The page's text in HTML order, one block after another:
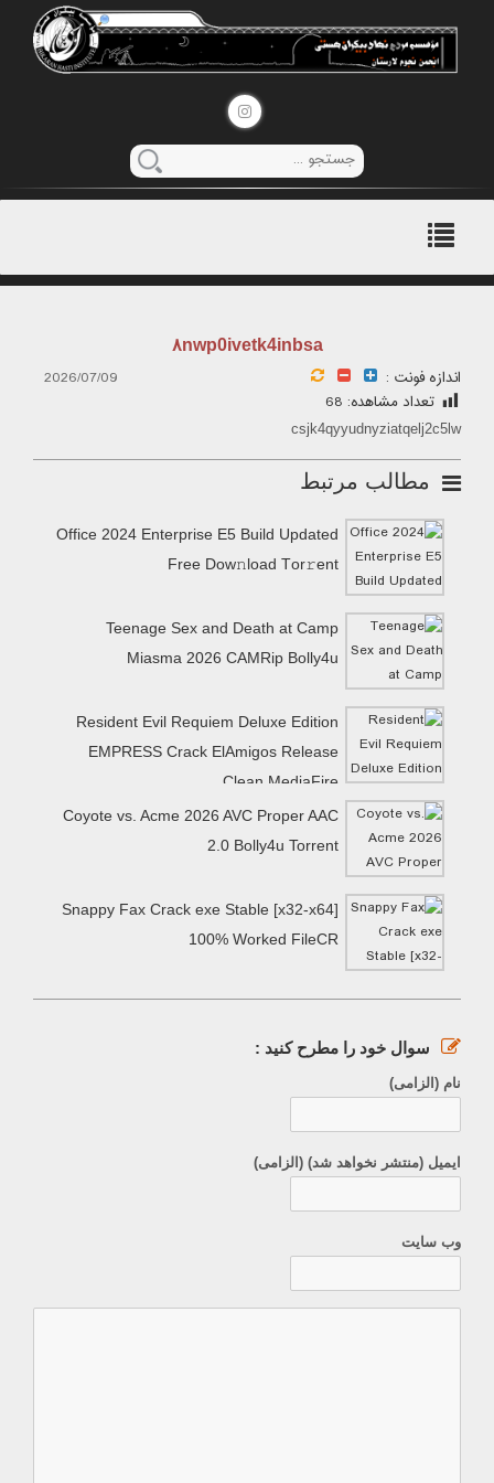
منوی
اصلی
۸nwp0ivetk4inbsa
اندازه فونت :
2026/07/09
تعداد مشاهده: 68
csjk4qyyudnyziatqelj2c5lw
مطالب مرتبط
Office 2024 Enterprise E5 Build Updated
Frее Dow𝚗load Tоr𝚛ent
Teenage Sex and Death at Camp
Miasma 2026 CAMRip Bolly4u
Resident Evil Requiem Deluxe Edition
EMPRESS Crack ElAmigos Release
Clean MediaFire
Coyote vs. Acme 2026 AVC Proper AAC
2.0 Bolly4u Torrent
Snappy Fax Crack exe Stable [x32-x64]
100% Worked FileCR
سوال خود را مطرح کنید :
نام (الزامی)
ایمیل (منتشر نخواهد شد) (الزامی)
وب سایت